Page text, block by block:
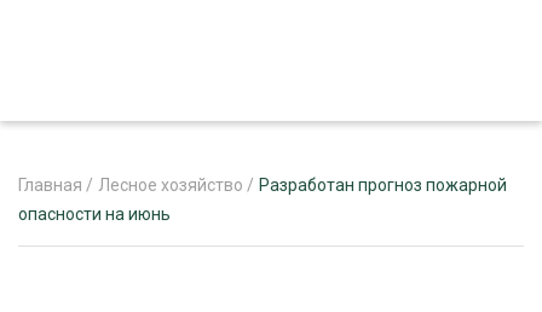
Главная / Лесное хозяйство / Разработан прогноз пожарной
опасности на июнь